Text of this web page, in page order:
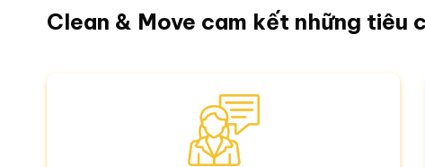
Clean & Move cam kết những tiêu